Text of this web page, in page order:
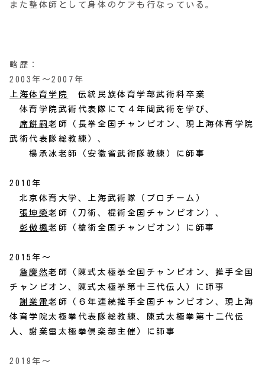
また整体師として身体のケアも行なっている。
略歴：
2003年～2007年
上海体育学院
伝統民族体育学部武術科卒業
体育学院武術代表隊にて４年間武術を学び、
席餅嗣老師（長拳全国チャンピオン、現上海体育学院
武術代表隊総教練）、
楊承冰老師（安徽省武術隊教練）に師事
2010年
北京体育大学、上海武術隊（プロチーム）
張坤榮老師（刀術、棍術全国チャンピオン）、
彭傲楓老師（槍術全国チャンピオン）に師事
2015年〜
詹慶然老師（陳式太極拳全国チャンピオン、推手全国
チャンピオン、陳式太極拳第十三代伝人）に師事
謝業雷老師（６年連続推手全国チャンピオン、現上海
体育学院太極拳代表隊総教練、陳式太極拳第十二代伝
人、謝業雷太極拳倶楽部主催）に師事
2019年〜